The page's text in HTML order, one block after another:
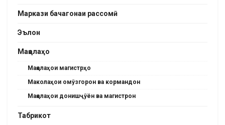
Маркази бачагонаи рассомӣ
Эълон
Мақолаҳо
Мақолаҳои магистрҳо
Маколаҳои омӯзгорон ва кормандон
Мақолаҳои донишҷӯён ва магистрон
Табрикот